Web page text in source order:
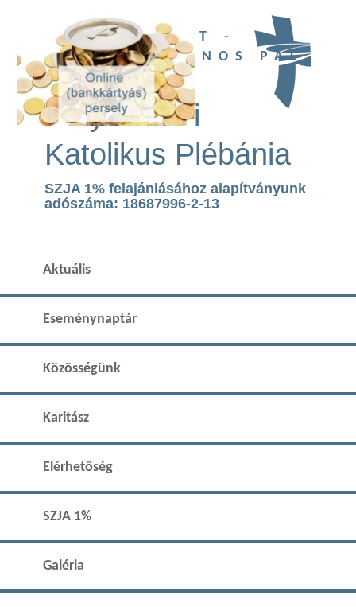
UBI DEUS EST -
SZENT II. JÁNOS PÁL
TEMPLOM
Páty Római
Katolikus Plébánia
SZJA 1% felajánlásához alapítványunk
adószáma: 18687996-2-13
Aktuális
Eseménynaptár
Közösségünk
Karitász
Elérhetőség
SZJA 1%
Galéria